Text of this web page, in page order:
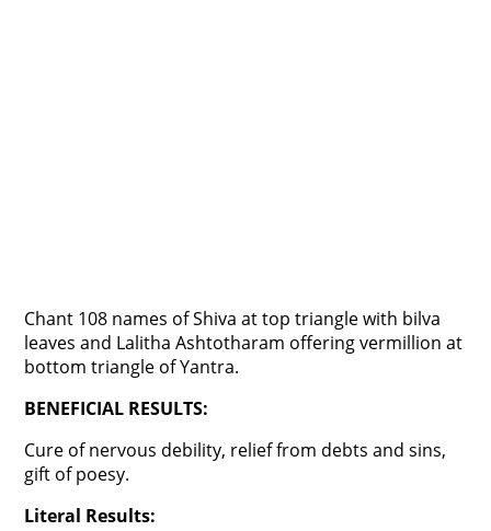
Chant 108 names of Shiva at top triangle with bilva
leaves and Lalitha Ashtotharam offering vermillion at
bottom triangle of Yantra.
BENEFICIAL RESULTS:
Cure of nervous debility, relief from debts and sins,
gift of poesy.
Literal Results: